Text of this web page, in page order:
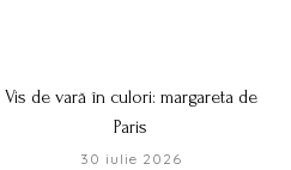
Vis de vară în culori: margareta de
Paris
30 iulie 2026